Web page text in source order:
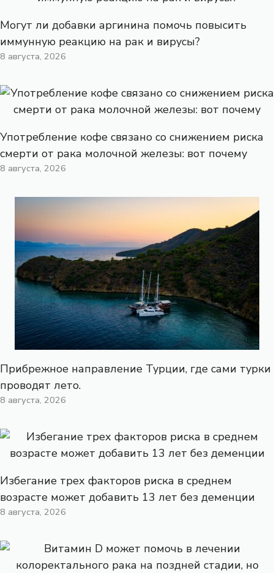
Могут ли добавки аргинина помочь повысить
иммунную реакцию на рак и вирусы?
8 августа, 2026
Употребление кофе связано со снижением риска
смерти от рака молочной железы: вот почему
8 августа, 2026
Прибрежное направление Турции, где сами турки
проводят лето.
8 августа, 2026
Избегание трех факторов риска в среднем
возрасте может добавить 13 лет без деменции
8 августа, 2026